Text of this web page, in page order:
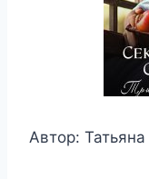
Автор: